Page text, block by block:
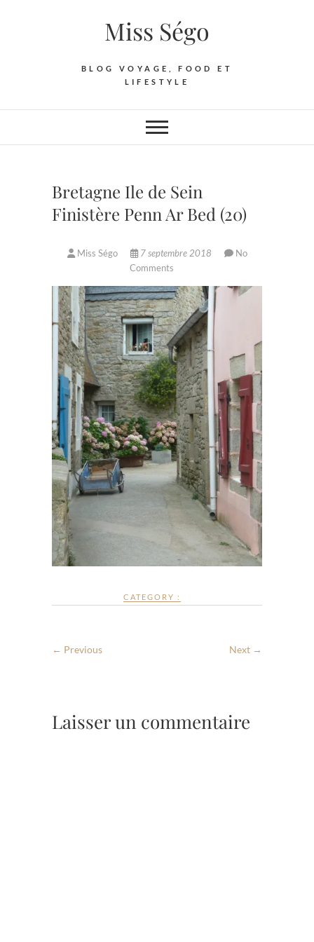
Miss Ségo
BLOG VOYAGE, FOOD ET
LIFESTYLE
Bretagne Ile de Sein
Finistère Penn Ar Bed (20)
Miss Ségo 7 septembre 2018
No
Comments
CATEGORY :
← Previous Next →
Laisser un commentaire